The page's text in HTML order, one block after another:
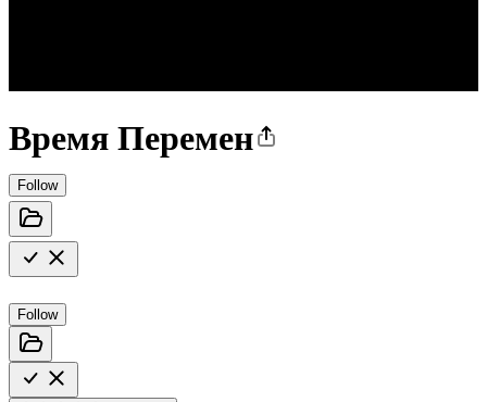
Время Перемен
Follow
Follow